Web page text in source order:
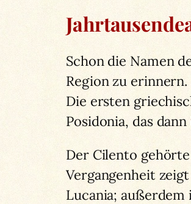
Schon die Namen
Region zu erinnern.
Die ersten
Posidonia, das
Der Cilento
Vergangenheit
Lucania;